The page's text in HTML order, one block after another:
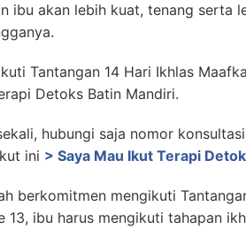
ibu akan lebih kuat, tenang serta
Tantangan 14 Hari Ikhlas
Detoks Batin Mandiri.
hubungi saja nomor
ini > Saya Mau Ikut Terapi
berkomitmen mengikuti
13, ibu harus mengikuti tahapan